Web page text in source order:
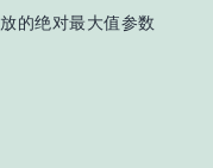
的绝对最大值参数